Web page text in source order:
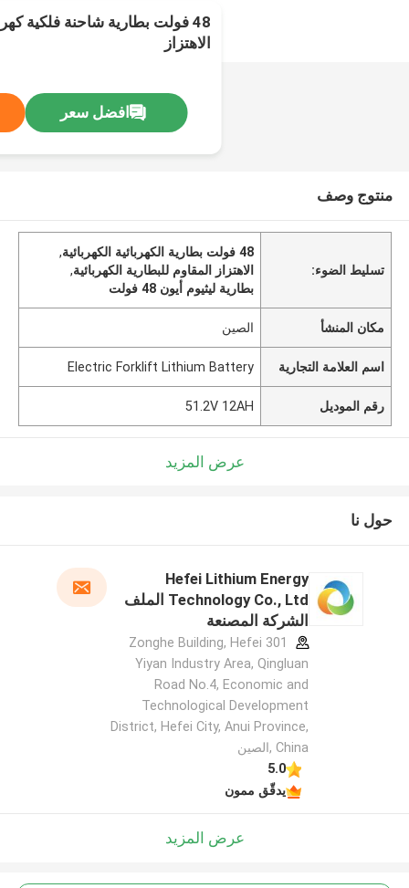
48 فولت بطارية شاحنة فلكية
الاهتزاز
افضل سعر
منتوج وصف
تسليط الضوء:
48 فولت بطارية الكهربائية الكهربائية
,
الاهتزاز المقاوم للبطارية الكهربائية,
بطارية ليثيوم أيون 48 فولت
مكان المنشأ الصين
اسم العلامة التجارية Electric Forklift Lithium Battery
رقم الموديل 51.2V 12AH
عرض المزيد
حول نا
Hefei Lithium Energy
Technology Co., Ltd الملف
الشركة المصنعة
301 Zonghe Building, Hefei
Yiyan Industry Area, Qingluan
Road No.4, Economic and
Technological Development
District, Hefei City, Anui Province,
China ,الصين
5.0
يدقّق ممون
عرض المزيد